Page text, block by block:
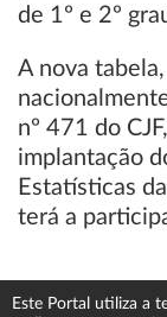
de 1º e 2º
A nova
nº 471 do
implantação
Estatísticas
terá a
Este Portal utiliza a